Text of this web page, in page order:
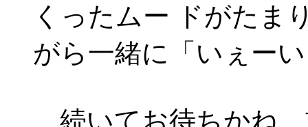
くったムー ドがたま
がら一緒に「いぇー
続いてお待ちかね